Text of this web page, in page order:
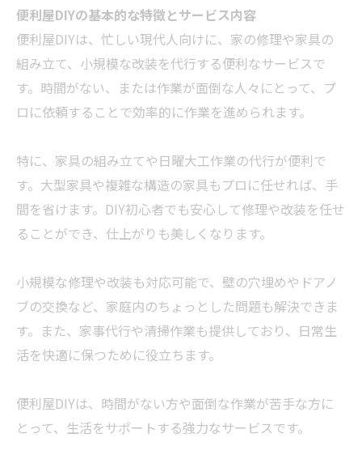
便利屋DIYの基本的な特徴とサービス内容
便利屋DIYは、忙しい現代人向けに、家の修理や家具の
組み立て、小規模な改装を代行する便利なサービスで
す。時間がない、または作業が面倒な人々にとって、プ
ロに依頼することで効率的に作業を進められます。
特に、家具の組み立てや日曜大工作業の代行が便利で
す。大型家具や複雑な構造の家具もプロに任せれば、手
間を省けます。DIY初心者でも安心して修理や改装を任せ
ることができ、仕上がりも美しくなります。
小規模な修理や改装も対応可能で、壁の穴埋めやドアノ
ブの交換など、家庭内のちょっとした問題も解決できま
す。また、家事代行や清掃作業も提供しており、日常生
活を快適に保つために役立ちます。
便利屋DIYは、時間がない方や面倒な作業が苦手な方に
とって、生活をサポートする強力なサービスです。